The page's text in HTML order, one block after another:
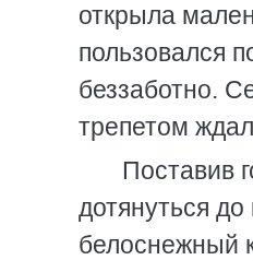
открыла
пользовался
беззаботно.
трепетом
Поставив
дотянуться
белоснежный